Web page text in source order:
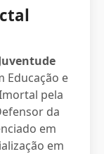
Educação e
pela
da
em
em